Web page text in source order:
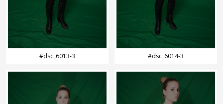
#dsc_6013-3 #dsc_6014-3